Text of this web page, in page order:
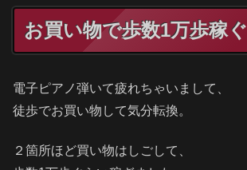
お買い物で歩数1万歩稼ぐ
電子ピアノ弾いて疲れちゃいまして、
徒歩でお買い物して気分転換。
２箇所ほど買い物はしごして、